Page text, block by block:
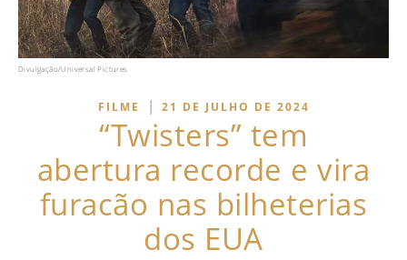
Divulgação/Universal Pictures
FILME | 21 DE JULHO DE 2024
“Twisters” tem
abertura recorde e vira
furacão nas bilheterias
dos EUA